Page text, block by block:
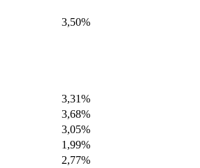
3,50%
3,31%
3,68%
3,05%
1,99%
2,77%